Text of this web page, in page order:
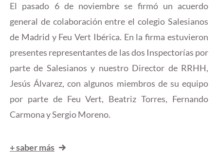
El pasado 6 de noviembre se firmó un acuerdo
general de colaboración entre el colegio Salesianos
de Madrid y Feu Vert Ibérica. En la firma estuvieron
presentes representantes de las dos Inspectorías por
parte de Salesianos y nuestro Director de RRHH,
Jesús Álvarez, con algunos miembros de su equipo
por parte de Feu Vert, Beatriz Torres, Fernando
Carmona y Sergio Moreno.
+ saber más